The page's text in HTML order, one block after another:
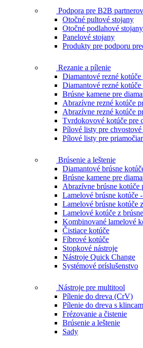
Podpora pre B2B partnerov
Otočné pultové stojany
Otočné podlahové stojany
Panelové stojany
Produkty pre podporu
Rezanie a pílenie
Diamantové rezné
Diamantové rezné kotúče
Brúsne kamene pre
Abrazívne rezné kotúče
Abrazívne rezné kotúče
Tvrdokovové kotúče pre
Pílové listy pre
Pílové listy pre
Brúsenie a leštenie
Diamantové brúsne
Brúsne kamene pre
Abrazívne brúsne kotúče
Lamelové brúsne kotúče
Lamelové brúsne kotúče
Lamelové kotúče z
Kombinované lamelové
Čistiace kotúče
Fíbrové kotúče
Stopkové nástroje
Nástroje Quick Change
Systémové príslušenstvo
Nástroje pre multitool
Pílenie do dreva (CrV)
Pílenie do dreva s
Frézovanie a čistenie
Brúsenie a leštenie
Sady